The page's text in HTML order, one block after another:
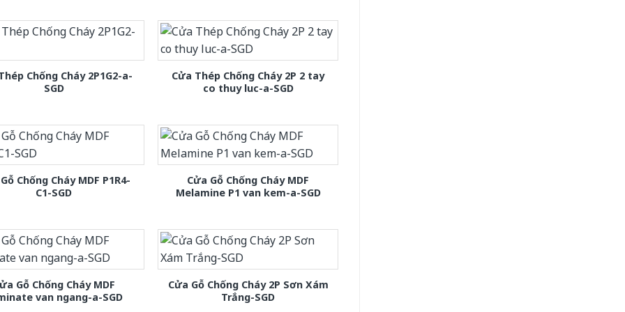
Chống Cháy 2P1G2-a-
SGD
Cửa Thép Chống Cháy 2P 2 tay
co thuy luc-a-SGD
Chống Cháy MDF P1R4-
C1-SGD
Cửa Gỗ Chống Cháy MDF
Melamine P1 van kem-a-SGD
Gỗ Chống Cháy MDF
van ngang-a-SGD
Cửa Gỗ Chống Cháy 2P Sơn Xám
Trắng-SGD